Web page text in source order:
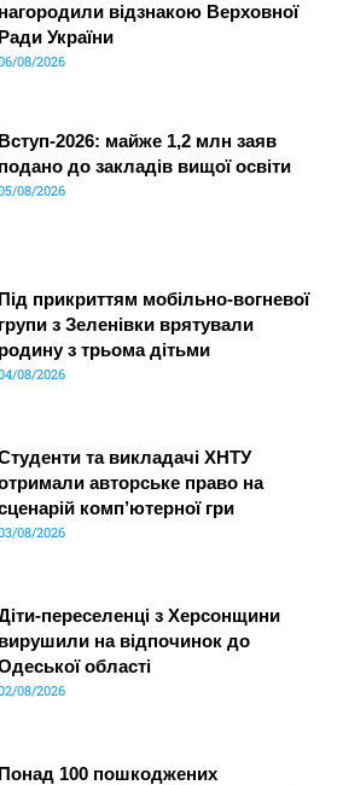
нагородили відзнакою Верховної
Ради України
08/2026
Вступ-2026: майже 1,2 млн заяв
подано до закладів вищої освіти
08/2026
Під прикриттям мобільно-вогневої
групи з Зеленівки врятували
родину з трьома дітьми
08/2026
та викладачі ХНТУ
авторське право на
комп’ютерної гри
08/2026
переселенці з Херсонщини
вирушили на відпочинок до
області
08/2026
Понад 100 пошкоджених